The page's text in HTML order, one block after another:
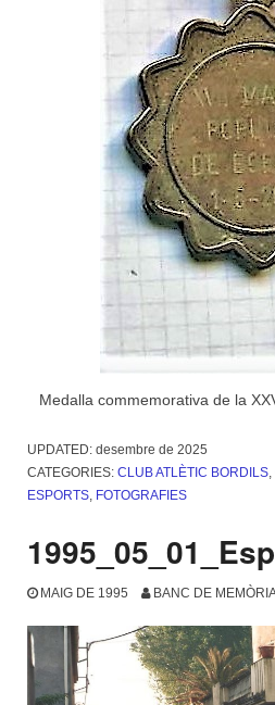
Medalla commemorativa de la
UPDATED: desembre de 2025
CATEGORIES: CLUB ATLÈTIC BORDILS,
ESPORTS, FOTOGRAFIES
MAIG DE 1995 BANC DE